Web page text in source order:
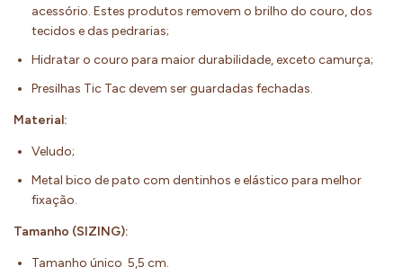
acessório. Estes produtos removem o brilho do couro, dos
tecidos e das pedrarias;
Hidratar o couro para maior durabilidade, exceto camurça;
Presilhas Tic Tac devem ser guardadas fechadas.
Material:
Veludo;
Metal bico de pato com dentinhos e elástico para melhor
fixação.
Tamanho (SIZING):
Tamanho único 5,5 cm.